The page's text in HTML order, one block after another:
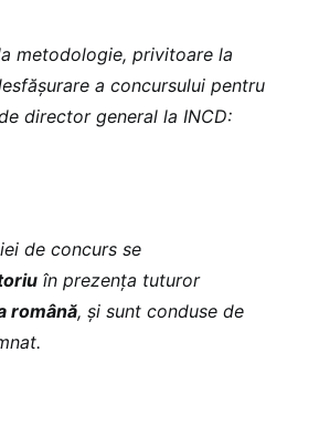
metodologie, privitoare la
a concursului pentru
director general la INCD:
de concurs se
în prezența tuturor
română, și sunt conduse de